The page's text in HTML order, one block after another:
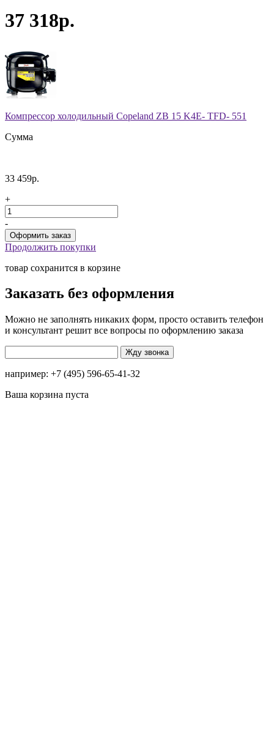
37 318р.
Компрессор холодильный Copeland ZB 15 K4E- TFD- 551
Сумма
33 459р.
+
-
Продолжить покупки
товар сохранится в корзине
Заказать без оформления
Можно не заполнять никаких форм, просто оставить телефон
и консультант решит все вопросы по оформлению заказа
например: +7 (495) 596-65-41-32
Ваша корзина пуста